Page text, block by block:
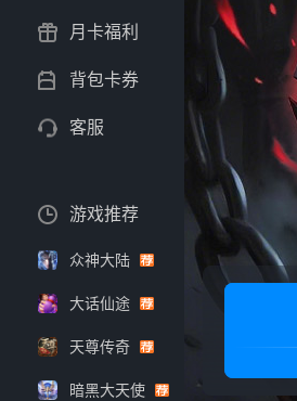
月卡福利
背包卡券
客服
游戏推荐
众神大陆
大话仙途
天尊传奇
暗黑大天使